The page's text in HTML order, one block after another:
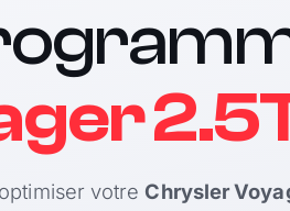
votre Chrysler